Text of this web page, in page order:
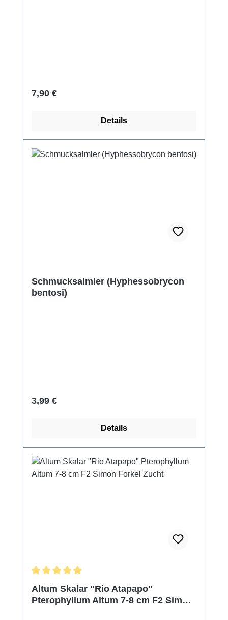
Regulärer Preis:
7,90 €
Details
Schmucksalmler (Hyphessobrycon
bentosi)
Regulärer Preis:
3,99 €
Details
Altum Skalar "Rio Atapapo"
Pterophyllum Altum 7-8 cm F2 Simon